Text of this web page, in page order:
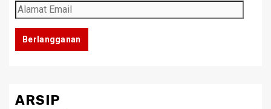
Alamat
Email
Berlangganan
ARSIP